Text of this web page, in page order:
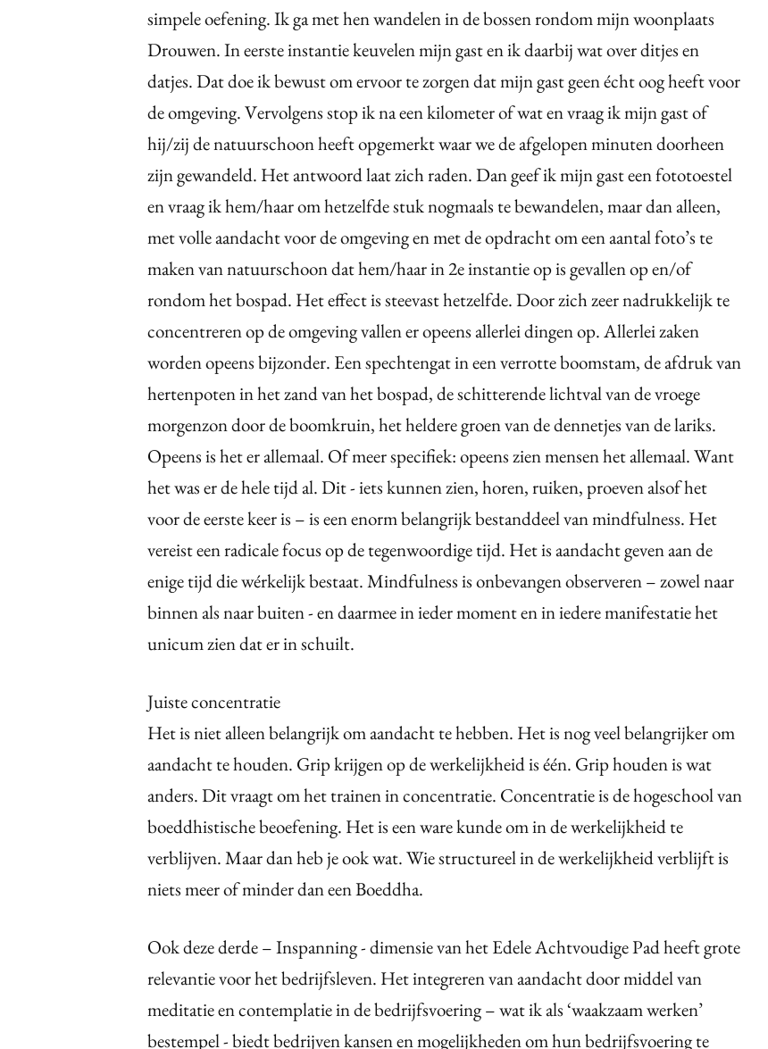
simpele oefening. Ik ga met hen wandelen in de bossen rondom mijn woonplaats
Drouwen. In eerste instantie keuvelen mijn gast en ik daarbij wat over ditjes en
datjes. Dat doe ik bewust om ervoor te zorgen dat mijn gast geen écht oog heeft voor
de omgeving. Vervolgens stop ik na een kilometer of wat en vraag ik mijn gast of
hij/zij de natuurschoon heeft opgemerkt waar we de afgelopen minuten doorheen
zijn gewandeld. Het antwoord laat zich raden. Dan geef ik mijn gast een fototoestel
en vraag ik hem/haar om hetzelfde stuk nogmaals te bewandelen, maar dan alleen,
met volle aandacht voor de omgeving en met de opdracht om een aantal foto’s te
maken van natuurschoon dat hem/haar in 2e instantie op is gevallen op en/of
rondom het bospad. Het effect is steevast hetzelfde. Door zich zeer nadrukkelijk te
concentreren op de omgeving vallen er opeens allerlei dingen op. Allerlei zaken
worden opeens bijzonder. Een spechtengat in een verrotte boomstam, de afdruk van
hertenpoten in het zand van het bospad, de schitterende lichtval van de vroege
morgenzon door de boomkruin, het heldere groen van de dennetjes van de lariks.
Opeens is het er allemaal. Of meer specifiek: opeens zien mensen het allemaal. Want
het was er de hele tijd al. Dit - iets kunnen zien, horen, ruiken, proeven alsof het
voor de eerste keer is – is een enorm belangrijk bestanddeel van mindfulness. Het
vereist een radicale focus op de tegenwoordige tijd. Het is aandacht geven aan de
enige tijd die wérkelijk bestaat. Mindfulness is onbevangen observeren – zowel naar
binnen als naar buiten - en daarmee in ieder moment en in iedere manifestatie het
unicum zien dat er in schuilt.
Juiste concentratie
Het is niet alleen belangrijk om aandacht te hebben. Het is nog veel belangrijker om
aandacht te houden. Grip krijgen op de werkelijkheid is één. Grip houden is wat
anders. Dit vraagt om het trainen in concentratie. Concentratie is de hogeschool van
boeddhistische beoefening. Het is een ware kunde om in de werkelijkheid te
verblijven. Maar dan heb je ook wat. Wie structureel in de werkelijkheid verblijft is
niets meer of minder dan een Boeddha.
Ook deze derde – Inspanning - dimensie van het Edele Achtvoudige Pad heeft grote
relevantie voor het bedrijfsleven. Het integreren van aandacht door middel van
meditatie en contemplatie in de bedrijfsvoering – wat ik als ‘waakzaam werken’
bestempel - biedt bedrijven kansen en mogelijkheden om hun bedrijfsvoering te